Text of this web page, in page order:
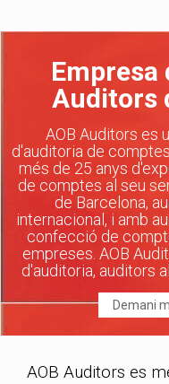
Empresa
Auditors
AOB Auditors es
d'auditoria de
més de 25 anys
de comptes al seu
de Barcelona,
internacional, i amb
confecció de
empreses. AOB
d'auditoria, auditors
Demani
AOB Auditors es